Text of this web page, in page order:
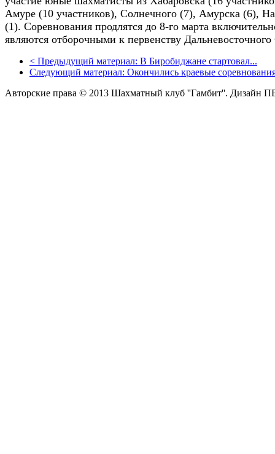
Амуре (10 участников), Солнечного (7), Амурска (6),
(1). Соревнования продлятся до 8-го марта
являются отборочными к первенству
< Предыдущий материал: В Биробиджане стартовал...
Следующий материал: Окончились краевые
Авторские права © 2013 Шахматный клуб ''Гамбит''. Дизайн